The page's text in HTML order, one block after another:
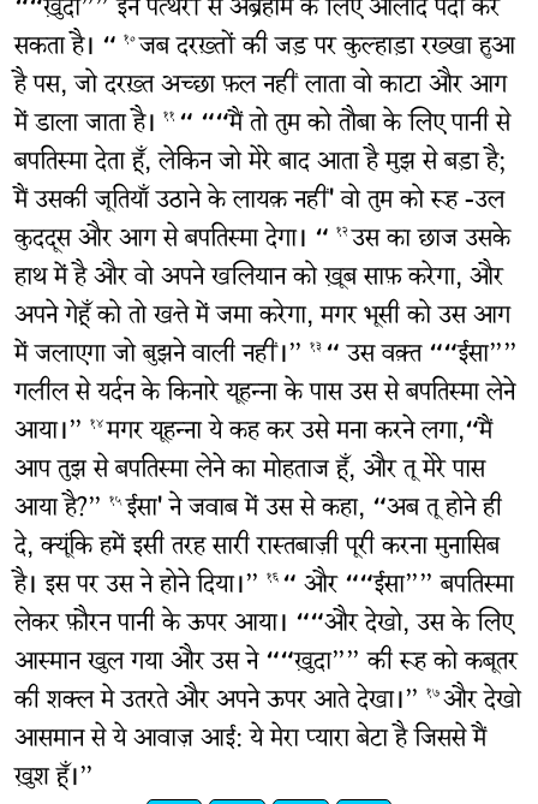
““ख़ुदा”” इन पत्थरों से अब्रहाम के लिए औलाद पैदा कर
सकता है। “ १०जब दरख़्तों की जड़ पर कुल्हाड़ा रख्खा हुआ
है पस, जो दरख़्त अच्छा फ़ल नहीं लाता वो काटा और आग
में डाला जाता है। ११ “ ““मैं तो तुम को तौबा के लिए पानी से
बपतिस्मा देता हूँ, लेकिन जो मेरे बाद आता है मुझ से बड़ा है;
मैं उसकी जूतियाँ उठाने के लायक़ नहीं' वो तुम को रूह -उल
कुददूस और आग से बपतिस्मा देगा। “ १२उस का छाज उसके
हाथ में है और वो अपने खलियान को ख़ूब साफ़ करेगा, और
अपने गेहूँ को तो खत्ते में जमा करेगा, मगर भूसी को उस आग
में जलाएगा जो बुझने वाली नहीं।” १३“ उस वक़्त ““ईसा””
गलील से यर्दन के किनारे यूहन्ना के पास उस से बपतिस्मा लेने
आया।” १४मगर यूहन्ना ये कह कर उसे मना करने लगा,“मैं
आप तुझ से बपतिस्मा लेने का मोहताज हूँ, और तू मेरे पास
आया है?” १५ईसा' ने जवाब में उस से कहा, “अब तू होने ही
दे, क्यूंकि हमें इसी तरह सारी रास्तबाज़ी पूरी करना मुनासिब
है। इस पर उस ने होने दिया।” १६“ और ““ईसा”” बपतिस्मा
लेकर फ़ौरन पानी के ऊपर आया। ““और देखो, उस के लिए
आस्मान खुल गया और उस ने ““ख़ुदा”” की रूह को कबूतर
की शक्ल मे उतरते और अपने ऊपर आते देखा।” १७और देखो
आसमान से ये आवाज़ आई: ये मेरा प्यारा बेटा है जिससे मैं
ख़ुश हूँ।”